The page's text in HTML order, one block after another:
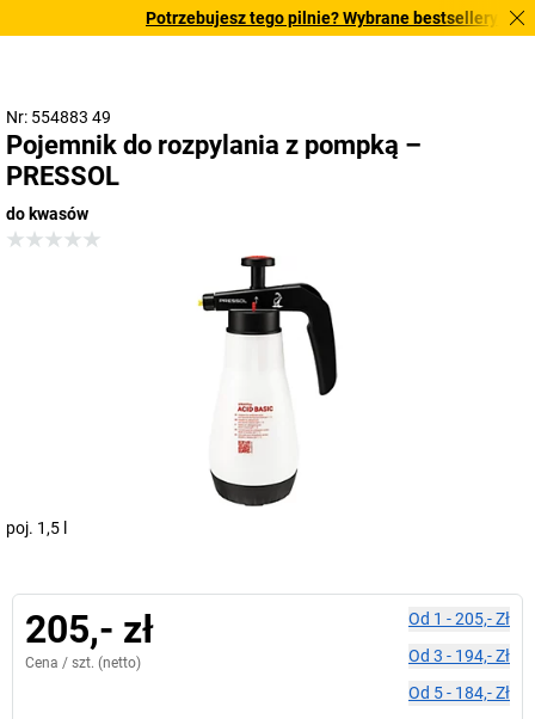
Potrzebujesz tego pilnie? Wybrane bestsellery
Nr: 554883 49
Pojemnik do rozpylania z pompką –
PRESSOL
do kwasów
poj. 1,5 l
205,- zł
Cena / szt. (netto)
Od 1 -205,- Zł
Od 3 - 194,- Zł
Od 5- 184,- Zł